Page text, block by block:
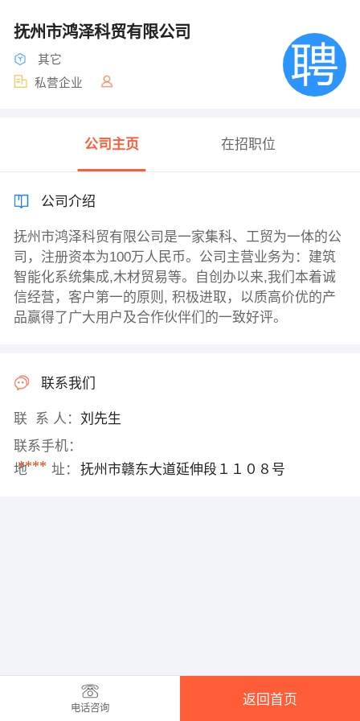
抚州市鸿泽科贸有限公司
其它
私营企业
公司主页 在招职位
公司介绍
抚州市鸿泽科贸有限公司是一家集科、工贸为一体的公
司，注册资本为100万人民币。公司主营业务为：建筑
智能化系统集成,木材贸易等。自创办以来,我们本着诚
信经营，客户第一的原则, 积极进取，以质高价优的产
品赢得了广大用户及合作伙伴们的一致好评。
联系我们
联 系 人： 刘先生
联系手机：
****
地 址： 抚州市赣东大道延伸段１１０８号
电话咨询
返回首页